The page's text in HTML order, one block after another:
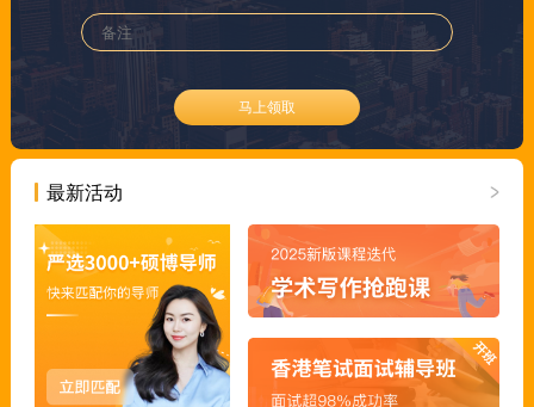
马上领取
最新活动